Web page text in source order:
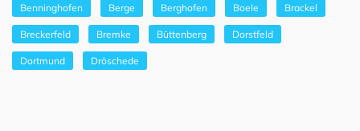
Benninghofen Berge Berghofen Boele Brackel
Breckerfeld Bremke Büttenberg Dorstfeld
Dortmund Dröschede